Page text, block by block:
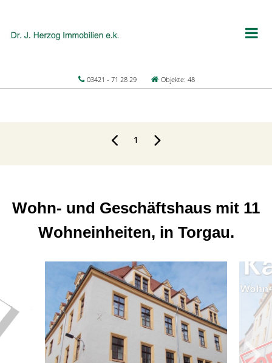
03421 - 71 28 29 Objekte: 48
1
Wohn- und Geschäftshaus mit 11
Wohneinheiten, in Torgau.